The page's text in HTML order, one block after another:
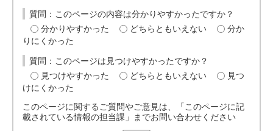
質問：このページの内容は分かりやすかったですか？
分かりやすかった
どちらともいえない
分か
りにくかった
質問：このページは見つけやすかったですか？
見つけやすかった
どちらともいえない
見つ
けにくかった
このページに関するご質問やご意見は、「このページに記
載されている情報の担当課」までお問い合わせください